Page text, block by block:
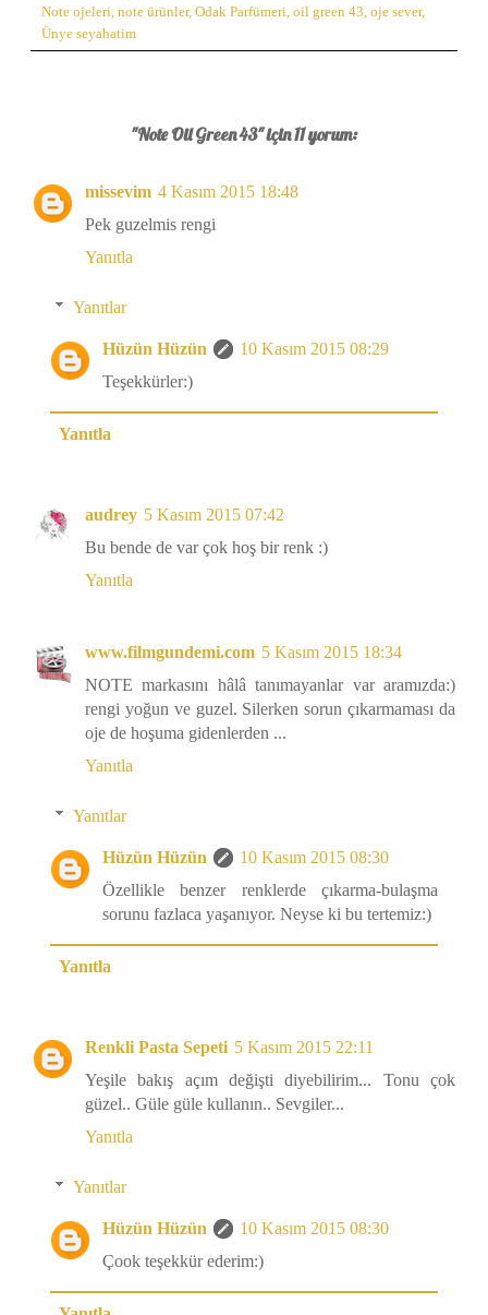
Note ojeleri, note ürünler, Odak Parfümeri, oil green 43, oje sever,
Ünye seyahatim
"Note Oil Green 43" için 11 yorum:
missevim 4 Kasım 2015 18:48
Pek guzelmis rengi
Yanıtla
Yanıtlar
Hüzün Hüzün
10 Kasım 2015 08:29
Teşekkürler:)
Yanıtla
audrey 5 Kasım 2015 07:42
Bu bende de var çok hoş bir renk :)
Yanıtla
www.filmgundemi.com 5 Kasım 2015 18:34
NOTE markasını hâlâ tanımayanlar var aramızda:)
rengi yoğun ve guzel. Silerken sorun çıkarmaması da
oje de hoşuma gidenlerden ...
Yanıtla
Yanıtlar
Hüzün Hüzün
10 Kasım 2015 08:30
Özellikle benzer renklerde çıkarma-bulaşma
sorunu fazlaca yaşanıyor. Neyse ki bu tertemiz:)
Yanıtla
Renkli Pasta Sepeti 5 Kasım 2015 22:11
Yeşile bakış açım değişti diyebilirim... Tonu çok
güzel.. Güle güle kullanın.. Sevgiler...
Yanıtla
Yanıtlar
Hüzün Hüzün
10 Kasım 2015 08:30
Çook teşekkür ederim:)